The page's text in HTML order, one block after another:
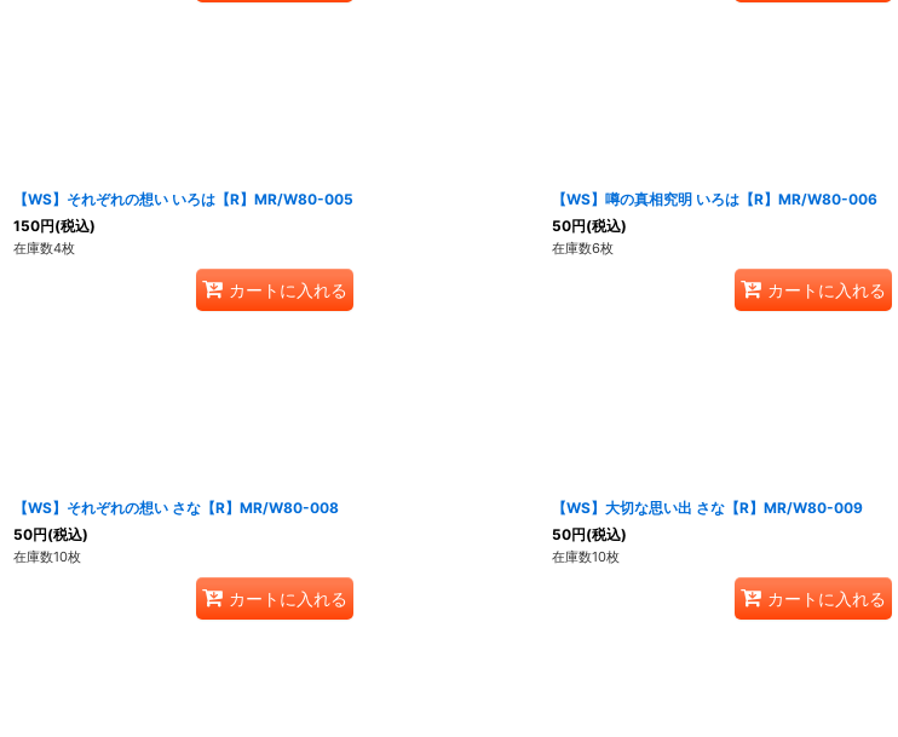
【WS】それぞれの想い いろは【R】MR/W80-005
150円(税込)
在庫数4枚
カートに入れる
【WS】噂の真相究明 いろは【R】MR/W80-006
50円(税込)
在庫数6枚
カートに入れる
【WS】それぞれの想い さな【R】MR/W80-008
50円(税込)
在庫数10枚
カートに入れる
【WS】大切な思い出 さな【R】MR/W80-009
50円(税込)
在庫数10枚
カートに入れる